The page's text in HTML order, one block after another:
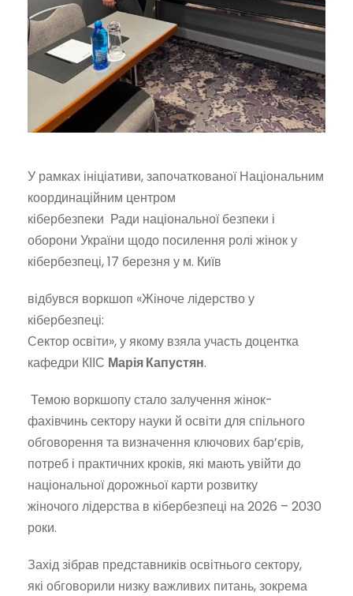
У рамках ініціативи, започаткованої Національним
координаційним центром
кібербезпеки Ради національної безпеки і
оборони України щодо посилення ролі жінок у
кібербезпеці, 17 березня у м. Київ
відбувся воркшоп «Жіноче лідерство у
кібербезпеці:
Сектор освіти», у якому взяла участь доцентка
кафедри КІІС Марія Капустян.
Темою воркшопу стало залучення жінок-
фахівчинь сектору науки й освіти для спільного
обговорення та визначення ключових бар’єрів,
потреб і практичних кроків, які мають увійти до
національної дорожньої карти розвитку
жіночого лідерства в кібербезпеці на2026 – 2030
роки.
Захід зібрав представників освітнього сектору,
які обговорили низку важливих питань, зокрема